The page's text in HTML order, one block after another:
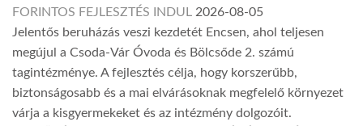
FORINTOS FEJLESZTÉS INDUL 2026-08-05
Jelentős beruházás veszi kezdetét Encsen, ahol teljesen
megújul a Csoda-Vár Óvoda és Bölcsőde 2. számú
tagintézménye. A fejlesztés célja, hogy korszerűbb,
biztonságosabb és a mai elvárásoknak megfelelő környezet
várja a kisgyermekeket és az intézmény dolgozóit.